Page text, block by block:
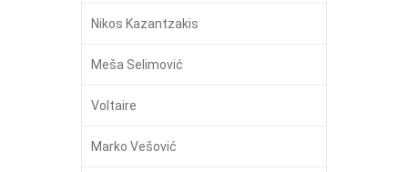
Nikos Kazantzakis
Meša Selimović
Voltaire
Marko Vešović